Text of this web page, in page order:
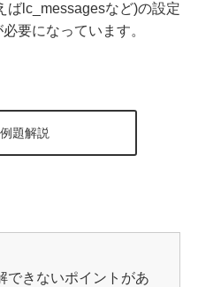
ばlc_messagesなど)の設定
要になっています。
題解説
できないポイントがあ